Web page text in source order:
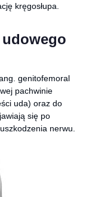
kręgosłupa.
genitofemoral
pachwinie
uda) oraz do
się po
nerwu.